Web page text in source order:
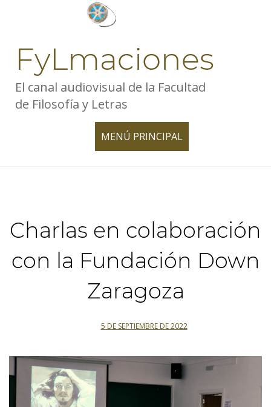
FyLmaciones
El canal audiovisual de la Facultad
de Filosofía y Letras
MENÚ PRINCIPAL
TOGGLE
Charlas en colaboración
con la Fundación Down
Zaragoza
5 DE SEPTIEMBRE DE 2022